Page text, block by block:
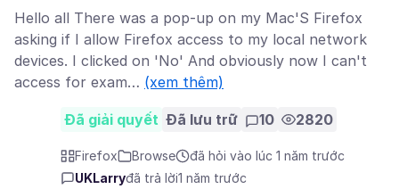
Hello all There was a pop-up on my Mac'S Firefox
asking if I allow Firefox access to my local network
devices. I clicked on 'No' And obviously now I can't
access for exam… (xem thêm)
Đã giải quyết Đã lưu trữ 10 2820
Firefox Browse
đã hỏi vào lúc 1 năm trước
UKLarryđã trả lời1 năm trước